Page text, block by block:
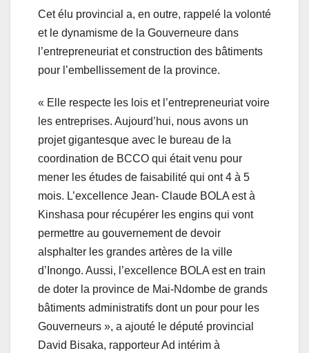
Cet élu provincial a, en outre, rappelé la volonté
et le dynamisme de la Gouverneure dans
l’entrepreneuriat et construction des bâtiments
pour l’embellissement de la province.
« Elle respecte les lois et l’entrepreneuriat voire
les entreprises. Aujourd’hui, nous avons un
projet gigantesque avec le bureau de la
coordination de BCCO qui était venu pour
mener les études de faisabilité qui ont 4 à 5
mois. L’excellence Jean- Claude BOLA est à
Kinshasa pour récupérer les engins qui vont
permettre au gouvernement de devoir
alsphalter les grandes artères de la ville
d’Inongo. Aussi, l’excellence BOLA est en train
de doter la province de Mai-Ndombe de grands
bâtiments administratifs dont un pour pour les
Gouverneurs », a ajouté le député provincial
David Bisaka, rapporteur Ad intérim à